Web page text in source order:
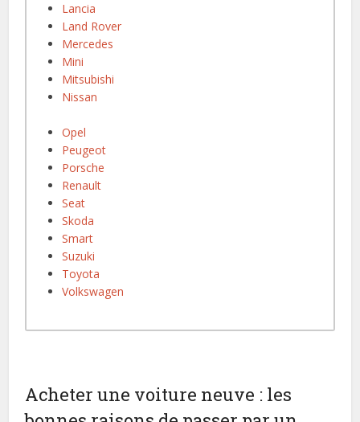
Lancia
Land Rover
Mercedes
Mini
Mitsubishi
Nissan
Opel
Peugeot
Porsche
Renault
Seat
Skoda
Smart
Suzuki
Toyota
Volkswagen
Acheter une voiture neuve : les